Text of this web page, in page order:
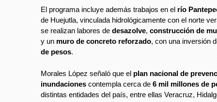
El programa incluye además trabajos en el río
de Huejutla, vinculada hidrológicamente con el norte
se realizan labores de desazolve, construcción de
y un muro de concreto reforzado, con una inversión
de pesos.
Morales López señaló que el plan nacional de
inundaciones contempla cerca de 6 mil millones de
distintas entidades del país, entre ellas Veracruz,